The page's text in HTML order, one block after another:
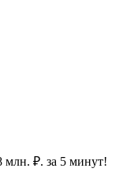
млн. ₽. за 5 минут!